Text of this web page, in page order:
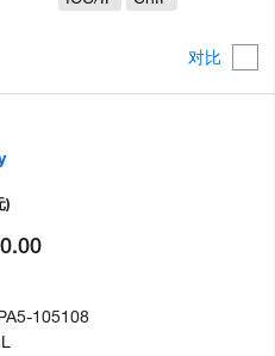
对比
)
105108